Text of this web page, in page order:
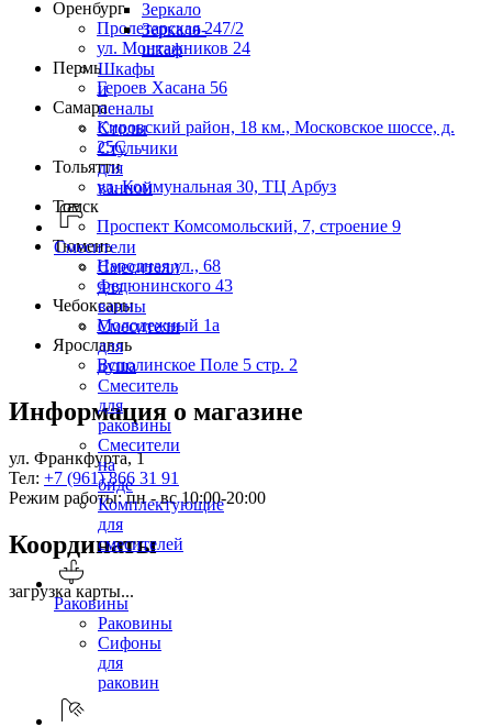
Зеркало
Зеркало-
шкаф
Шкафы
и
пеналы
Столы
Стульчики
для
ванной
Смесители
Смесители
для
ванны
Смесители
для
душа
Смеситель
для
раковины
Смесители
на
биде
Комплектующие
для
смесителей
Раковины
Раковины
Сифоны
для
раковин
Оренбург
Пролетарская 247/2
ул. Монтажников 24
Пермь
Героев Хасана 56
Самара
Кировский район, 18 км., Московское шоссе, д.
25С
Тольятти
ул. Коммунальная 30, ТЦ Арбуз
Томск
Проспект Комсомольский, 7, строение 9
Тюмень
Народная ул., 68
Федюнинского 43
Чебоксары
Молодежный 1а
Ярославль
Всполинское Поле 5 стр. 2
Информация о магазине
ул. Франкфурта, 1
Тел: +7 (961) 866 31 91
Режим работы: пн - вс 10:00-20:00
Координаты
загрузка карты...